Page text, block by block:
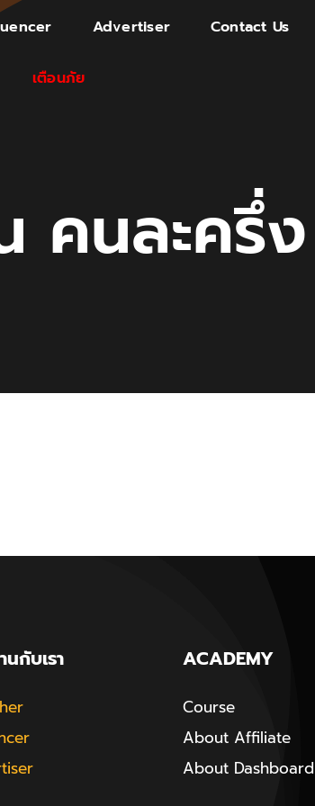
Advertiser Contact Us
เตือนภัย
คนละครึ่ง
นกับเรา ACADEMY
Course
About Affiliate
About Dashboard